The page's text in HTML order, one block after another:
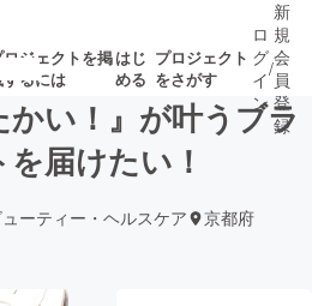
ロジェクトを掲
るには
はじ
める
プロジェクト
をさがす
ロジェクト
もうすぐ公開
されます
ロ
グ
イ
ン
/
新
規
会
員
登
録
い！』が叶うブラ
届けたい！
ューティー・ヘルスケア 京都府